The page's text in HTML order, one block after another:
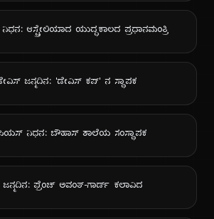
ಆಸ್ಟ್ರೇಲಿಯಾದ ಯುದ್ಧಕಾಲದ ಪ್ರಧಾನಮಂತ್ರಿ
ಜನ್ಮದಿನ: 'ಡೇವಿಸ್ ಕಪ್' ನ ಸ್ಥಾಪಕ
ನಿಧನ: ಬೌಹಾಸ್ ಶಾಲೆಯ ಸಂಸ್ಥಾಪಕ
ಜನ್ಮದಿನ: ಫ್ರೆಂಚ್ ಅವಂತ್-ಗಾರ್ಡ್ ಕಲಾವಿದ